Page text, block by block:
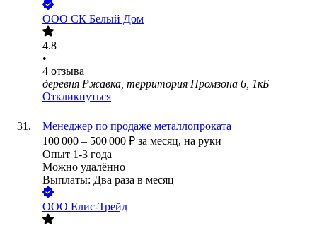
ООО СК Белый Дом
4.8
•
4 отзыва
деревня Ржавка, территория Промзона 6, 1кБ
Откликнуться
Менеджер по продаже металлопроката
100 000 – 500 000 ₽ за месяц, на руки
Опыт 1-3 года
Можно удалённо
Выплаты: Два раза в месяц
ООО Елис-Трейд